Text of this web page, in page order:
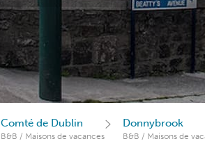
Comté de Dublin
B&B / Maisons de vacances
Donnybrook
B&B / Maisons de